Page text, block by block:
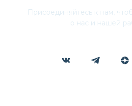
Присоединяйтесь к нам,
о нас и нашей